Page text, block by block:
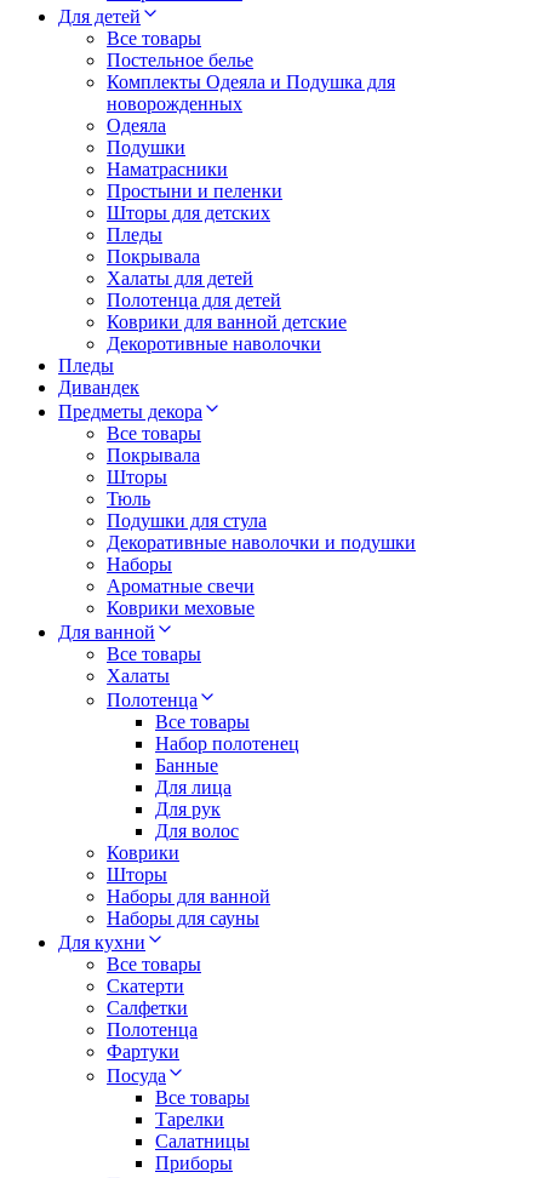
Для детей
Все товары
Постельное белье
Комплекты Одеяла и Подушка для
новорожденных
Одеяла
Подушки
Наматрасники
Простыни и пеленки
Шторы для детских
Пледы
Покрывала
Халаты для детей
Полотенца для детей
Коврики для ванной детские
Декоротивные наволочки
Пледы
Дивандек
Предметы декора
Все товары
Покрывала
Шторы
Тюль
Подушки для стула
Декоративные наволочки и подушки
Наборы
Ароматные свечи
Коврики меховые
Для ванной
Все товары
Халаты
Полотенца
Все товары
Набор полотенец
Банные
Для лица
Для рук
Для волос
Коврики
Шторы
Наборы для ванной
Наборы для сауны
Для кухни
Все товары
Скатерти
Салфетки
Полотенца
Фартуки
Посуда
Все товары
Тарелки
Салатницы
Приборы